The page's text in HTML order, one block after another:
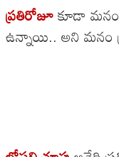
ప్రతిరోజూకూడా
ఉన్నాయి.. అని మనం